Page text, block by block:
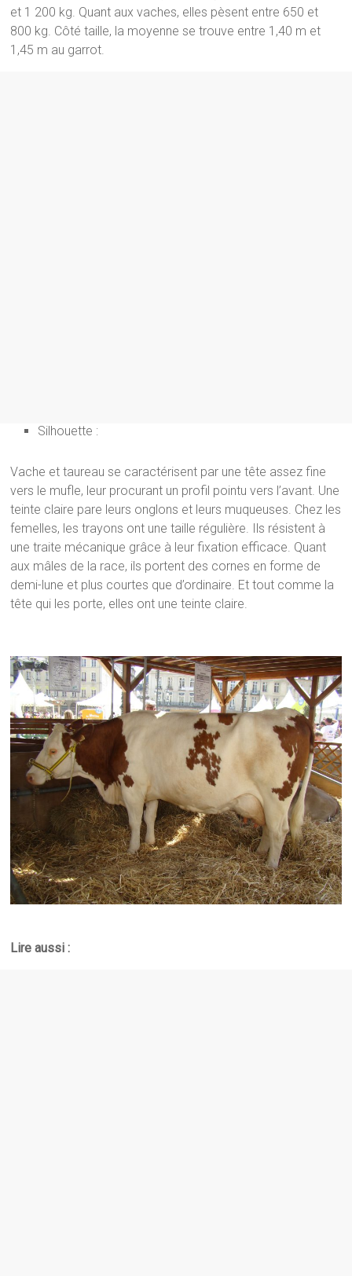
et 1 200 kg. Quant aux vaches, elles pèsent entre 650 et
800 kg. Côté taille, la moyenne se trouve entre 1,40 m et
1,45 m au garrot.
Silhouette :
Vache et taureau se caractérisent par une tête assez fine
vers le mufle, leur procurant un profil pointu vers l’avant. Une
teinte claire pare leurs onglons et leurs muqueuses. Chez les
femelles, les trayons ont une taille régulière. Ils résistent à
une traite mécanique grâce à leur fixation efficace. Quant
aux mâles de la race, ils portent des cornes en forme de
demi-lune et plus courtes que d’ordinaire. Et tout comme la
tête qui les porte, elles ont une teinte claire.
Lire aussi :